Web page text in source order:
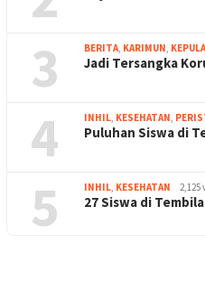
3 BERITA, KARIMUN,
Jadi Tersangka
4 INHIL, KESEHATAN,
Puluhan Siswa di
5 INHIL, KESEHATAN 2,125
27 Siswa di